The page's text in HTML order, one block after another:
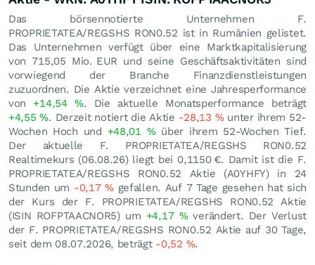
Das börsennotierte Unternehmen F.
PROPRIETATEA/REGSHS RON0.52 ist in Rumänien gelistet.
Das Unternehmen verfügt über eine Marktkapitalisierung
von 715,05 Mio. EUR und seine Geschäftsaktivitäten sind
vorwiegend der Branche Finanzdienstleistungen
zuzuordnen. Die Aktie verzeichnet eine Jahresperformance
von +14,54 %. Die aktuelle Monatsperformance beträgt
+4,55%. Derzeit notiert die Aktie -28,13 %unter ihrem 52-
Wochen Hoch und +48,01 %über ihrem 52-Wochen Tief.
Der aktuelle F. PROPRIETATEA/REGSHS RON0.52
Realtimekurs (06.08.26) liegt bei 0,1150 €. Damit ist die F.
PROPRIETATEA/REGSHS RON0.52 Aktie (A0YHFY) in 24
Stunden um -0,17%gefallen. Auf 7 Tage gesehen hat sich
der Kurs der F. PROPRIETATEA/REGSHS RON0.52 Aktie
(ISIN ROFPTAACNOR5) um +4,17 %verändert. Der Verlust
der F. PROPRIETATEA/REGSHS RON0.52 Aktie auf 30 Tage,
seit dem 08.07.2026, beträgt -0,52 %.